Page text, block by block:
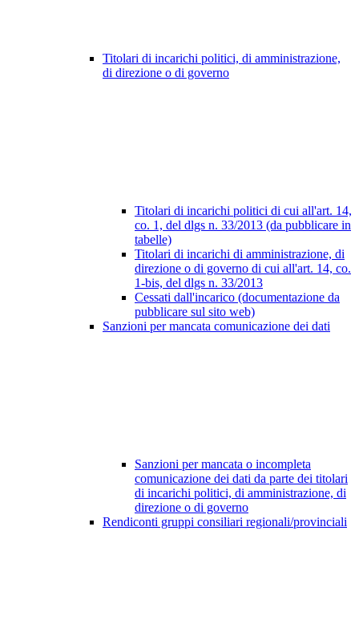
Titolari di incarichi politici, di amministrazione,
di direzione o di governo
Titolari di incarichi politici di cui all'art. 14,
co. 1, del dlgs n. 33/2013 (da pubblicare in
tabelle)
Titolari di incarichi di amministrazione, di
direzione o di governo di cui all'art. 14, co.
1-bis, del dlgs n. 33/2013
Cessati dall'incarico (documentazione da
pubblicare sul sito web)
Sanzioni per mancata comunicazione dei dati
Sanzioni per mancata o incompleta
comunicazione dei dati da parte dei titolari
di incarichi politici, di amministrazione, di
direzione o di governo
Rendiconti gruppi consiliari regionali/provinciali